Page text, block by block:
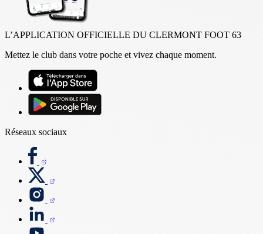
L’APPLICATION OFFICIELLE DU CLERMONT FOOT 63
Mettez le club dans votre poche et vivez chaque moment.
Réseaux sociaux